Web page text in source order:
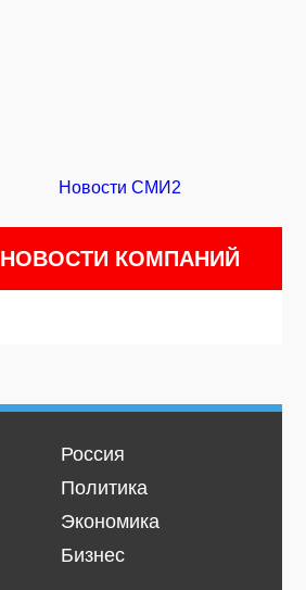
Новости СМИ2
НОВОСТИ КОМПАНИЙ
Россия
Политика
Экономика
Бизнес